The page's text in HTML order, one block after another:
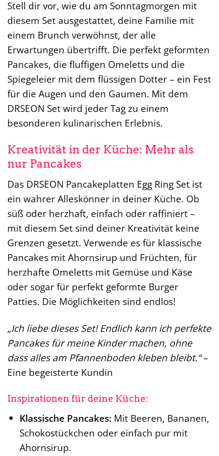
Stell dir vor, wie du am Sonntagmorgen mit
diesem Set ausgestattet, deine Familie mit
einem Brunch verwöhnst, der alle
Erwartungen übertrifft. Die perfekt geformten
Pancakes, die fluffigen Omeletts und die
Spiegeleier mit dem flüssigen Dotter – ein Fest
für die Augen und den Gaumen. Mit dem
DRSEON Set wird jeder Tag zu einem
besonderen kulinarischen Erlebnis.
Kreativität in der Küche: Mehr als
nur Pancakes
Das DRSEON Pancakeplatten Egg Ring Set ist
ein wahrer Alleskönner in deiner Küche. Ob
süß oder herzhaft, einfach oder raffiniert –
mit diesem Set sind deiner Kreativität keine
Grenzen gesetzt. Verwende es für klassische
Pancakes mit Ahornsirup und Früchten, für
herzhafte Omeletts mit Gemüse und Käse
oder sogar für perfekt geformte Burger
Patties. Die Möglichkeiten sind endlos!
„Ich liebe dieses Set! Endlich kann ich perfekte
Pancakes für meine Kinder machen, ohne
dass alles am Pfannenboden kleben bleibt.“–
Eine begeisterte Kundin
Inspirationen für deine Küche:
Klassische Pancakes: Mit Beeren, Bananen,
Schokostückchen oder einfach pur mit
Ahornsirup.